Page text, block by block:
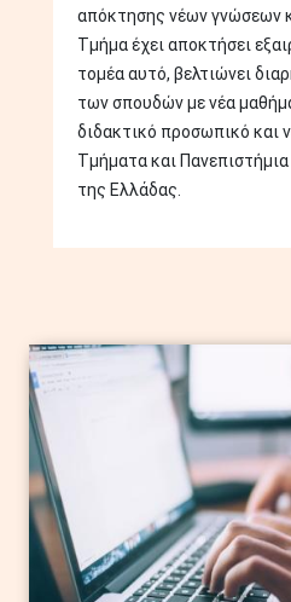
απόκτησης νέων γνώσεων
Τμήμα έχει αποκτήσει
τομέα αυτό, βελτιώνει
των σπουδών με νέα
διδακτικό προσωπικό και
Τμήματα και
της Ελλάδας.
Image